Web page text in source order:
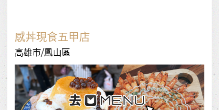
感丼現食五甲店
高雄市/鳳山區